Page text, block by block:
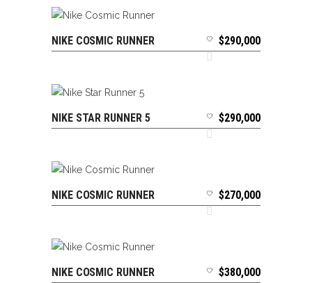
SELECCIONAR OPCIONES
NIKE COSMIC RUNNER $290,000
SELECCIONAR OPCIONES
NIKE STAR RUNNER 5 $290,000
SELECCIONAR OPCIONES
NIKE COSMIC RUNNER $270,000
SELECCIONAR OPCIONES
NIKE COSMIC RUNNER $380,000